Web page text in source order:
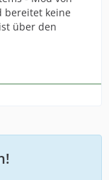
bereitet keine
über den